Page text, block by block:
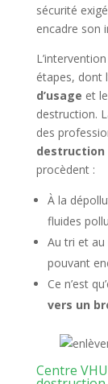
sécurité
encadre son
étapes, dont
d’usage et
destruction.
des
destruction
procèdent :
À la
fluides
Au tri et
pouvant
Ce n’est
vers un
Centre